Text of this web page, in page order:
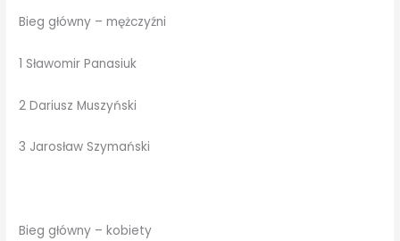
Bieg główny – mężczyźni
1 Sławomir Panasiuk
2 Dariusz Muszyński
3 Jarosław Szymański
Bieg główny – kobiety